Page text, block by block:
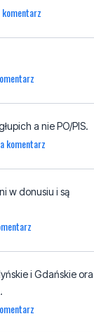
a nie PO/PIS.
komentarz
w donusiu i są
i Gdańskie